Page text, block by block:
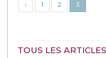
‹ 1 2 3
TOUS LES